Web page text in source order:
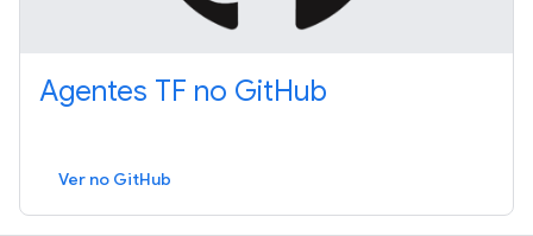
Agentes TF no GitHub
Ver no GitHub